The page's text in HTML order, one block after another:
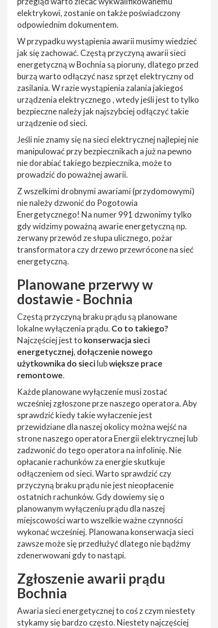
elektrykowi, zostanie on także poświadczony
odpowiednim dokumentem.
W przypadku wystąpienia awarii musimy wiedzieć
jak się zachować. Częstą przyczyną awarii sieci
energetyczną w Bochnia są pioruny, dlatego przed
burzą warto odłączyć nasz sprzęt elektryczny od
zasilania. W razie wystąpienia zalania jakiegoś
urządzenia elektrycznego , wtedy jeśli jest to tylko
bezpieczne należy jak najszybciej odłączyć takie
urządzenie od sieci.
Jeśli nie znamy się na sieci elektrycznej najlepiej nie
manipulować przy bezpiecznikach a już na pewno
nie dorabiać takiego bezpiecznika, może to
prowadzić do poważnej awarii.
Z wszelkimi drobnymi awariami (przydomowymi)
nie należy dzwonić do Pogotowia
Energetycznego! Na numer 991 dzwonimy tylko
gdy widzimy poważną awarie energetyczną np.
zerwany przewód ze słupa ulicznego, pożar
transformatora czy drzewo przewrócone na sieć
energetyczną.
Planowane przerwy w
dostawie - Bochnia
Częstą przyczyną braku prądu są planowane
lokalne wyłączenia prądu. Co to takiego?
Najczęściej jest to konserwacja sieci
energetycznej, dołączenie nowego
użytkownika do siecilubwiększe prace
remontowe.
Każde planowane wyłączenie musi zostać
wcześniej zgłoszone prze naszego operatora. Aby
sprawdzić kiedy takie wyłaczenie jest
przewidziane dla naszej okolicy można wejść na
strone naszego operatora Energii elektrycznej lub
zadzwonić do tego operatora na infolinię. Nie
opłacanie rachunków za energie skutkuje
odłączeniem od sieci. Warto sprawdzić czy
przyczyną braku prądu nie jest nieopłacenie
ostatnich rachunków. Gdy dowiemy się o
planowanym wyłączeniu prądu dla naszej
miejscowości warto wszelkie ważne czynności
wykonać wcześniej. Planowana konserwacja sieci
zawsze może się przedłużyć dlatego nie bądźmy
zdenerwowani gdy to nastąpi.
Zgłoszenie awarii prądu
Bochnia
Awaria sieci energetycznej to coś z czym niestety
stykamy się bardzo często. Niestety najczęściej